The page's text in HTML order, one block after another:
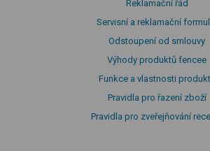
Reklamační řád
Servisní a reklamační
Odstoupení od smlouvy
Výhody produktů fencee
Funkce a vlastnosti
Pravidla pro řazení zboží
Pravidla pro zveřejňování